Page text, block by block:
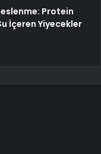
Protein
İçeren Yiyecekler